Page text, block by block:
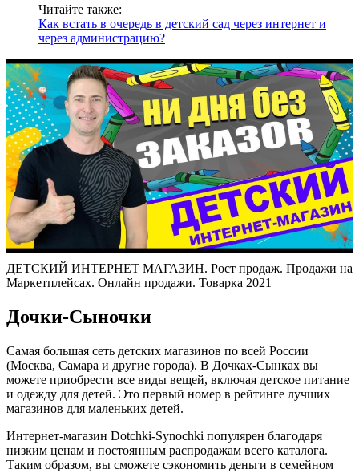
Читайте также:
Как встать в очередь в детский сад через интернет и
через администрацию?
ДЕТСКИЙ ИНТЕРНЕТ МАГАЗИН. Рост продаж. Продажи на
Маркетплейсах. Онлайн продажи. Товарка 2021
Дочки-Сыночки
Самая большая сеть детских магазинов по всей России
(Москва, Самара и другие города). В Дочках-Сынках вы
можете приобрести все виды вещей, включая детское питание
и одежду для детей. Это первый номер в рейтинге лучших
магазинов для маленьких детей.
Интернет-магазин Dotchki-Synochki популярен благодаря
низким ценам и постоянным распродажам всего каталога.
Таким образом, вы сможете сэкономить деньги в семейном